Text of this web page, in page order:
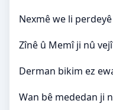
Nexmê we li
Zînê û Memî ji nû
Derman bikim ez
Wan bê mededan ji